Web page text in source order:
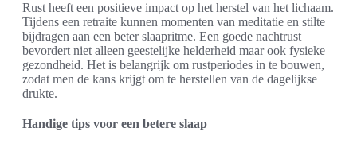
Rust heeft een positieve impact op het herstel van het lichaam.
Tijdens een retraite kunnen momenten van meditatie en stilte
bijdragen aan een beter slaapritme. Een goede nachtrust
bevordert niet alleen geestelijke helderheid maar ook fysieke
gezondheid. Het is belangrijk om rustperiodes in te bouwen,
zodat men de kans krijgt om te herstellen van de dagelijkse
drukte.
Handige tips voor een betere slaap